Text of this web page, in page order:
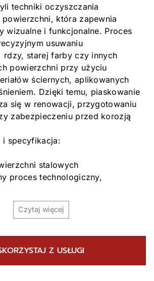
techniki oczyszczania
która zapewnia
wizualne i funkcjonalne. Proces
usuwaniu
rdzy, starej farby czy innych
powierzchni przy użyciu
ściernych, aplikowanych
Dzięki temu, piaskowanie
się w renowacji, przygotowaniu
zabezpieczeniu przed korozją
i specyfikacja:
stalowych
proces technologiczny,
stalowych. Dzięki
ściernych (np. piasku
proces ten usuwa rdzę,
lakierniczych oraz inne
Czytaj więcej
Z USŁUGI